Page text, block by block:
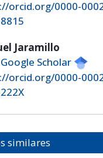
orcid.org/0000-
Jaramillo
Scholar
orcid.org/0000-
similares